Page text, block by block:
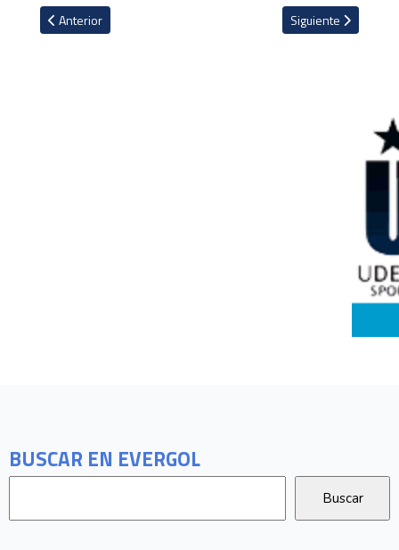
BUSCAR EN EVERGOL
Artículo anterior: El Everton con una espectacular remontada
Anterior Artículo siguiente:
Siguiente